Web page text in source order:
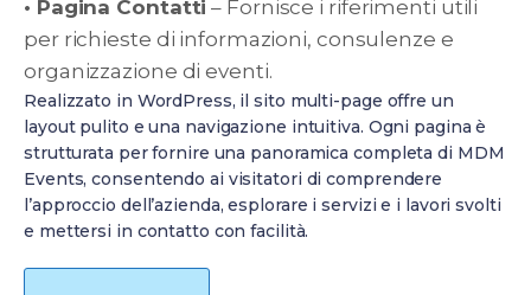
• Pagina Contatti – Fornisce i riferimenti utili
per richieste di informazioni, consulenze e
organizzazione di eventi.
Realizzato in WordPress, il sito multi-page offre un
layout pulito e una navigazione intuitiva. Ogni pagina è
strutturata per fornire una panoramica completa di MDM
Events, consentendo ai visitatori di comprendere
l’approccio dell’azienda, esplorare i servizi e i lavori svolti
e mettersi in contatto con facilità.